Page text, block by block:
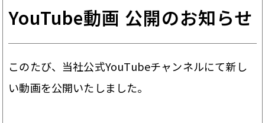
YouTube動画 公開のお知らせ
このたび、当社公式YouTubeチャンネルにて新し
い動画を公開いたしました。